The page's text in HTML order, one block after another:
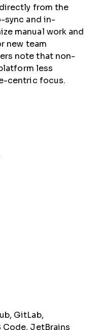
from the
sync and in-
manual work and
new team
note that non-
less
centric focus.
GitLab,
Code, JetBrains